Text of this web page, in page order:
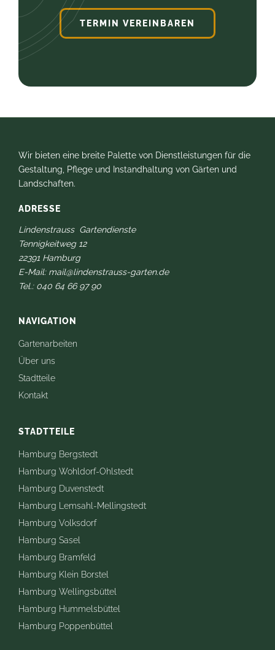
TERMIN VEREINBAREN
Wir bieten eine breite Palette von Dienstleistungen für die
Gestaltung, Pflege und Instandhaltung von Gärten und
Landschaften.
ADRESSE
Lindenstrauss Gartendienste
‍Tennigkeitweg 12
22391 Hamburg
E-Mail: mail@lindenstrauss-garten.de
Tel.: 040 64 66 97 90
NAVIGATION
Gartenarbeiten
Über uns
Stadtteile
Kontakt
STADTTEILE
Hamburg Bergstedt
Hamburg Wohldorf-Ohlstedt
Hamburg Duvenstedt
Hamburg Lemsahl-Mellingstedt
Hamburg Volksdorf
Hamburg Sasel
Hamburg Bramfeld
Hamburg Klein Borstel
Hamburg Wellingsbüttel
Hamburg Hummelsbüttel
Hamburg Poppenbüttel